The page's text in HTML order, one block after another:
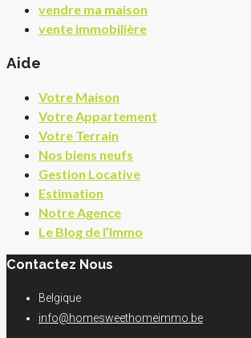
vendre ma maison
vente immobilière
Aide
Votre Maison
Votre Appartement
Votre Terrain
Nos biens neufs
Gestion Locative
Estimation
Notre Agence
Le Blog de l’Immo
Contactez Nous
Belgique
info@homesweethomeimmo.be